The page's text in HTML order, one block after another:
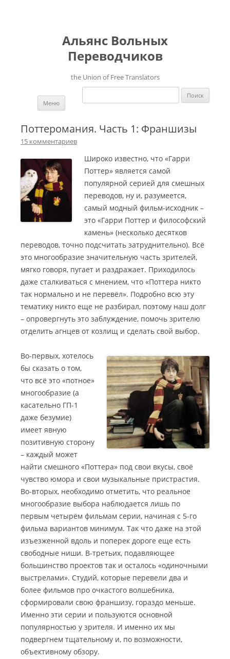
Альянс Вольных
Переводчиков
the Union of Free Translators
Найти:
Меню
Поттеромания. Часть 1: Франшизы
15 комментариев
Широко известно, что «Гарри
Поттер» является самой
популярной серией для смешных
переводов, ну и, разумеется,
самый модный фильм-исходник –
это «Гарри Поттер и философский
камень» (несколько десятков
переводов, точно подсчитать затруднительно). Всё
это многообразие значительную часть зрителей,
мягко говоря, пугает и раздражает. Приходилось
даже сталкиваться с мнением, что «Поттера никто
так нормально и не перевёл». Подробно всю эту
тематику никто еще не разбирал, поэтому наш долг
– опровергнуть это заблуждение, помочь зрителю
отделить агнцев от козлищ и сделать свой выбор.
Во-первых, хотелось
бы сказать о том,
что всё это «потное»
многообразие (а
касательно ГП-1
даже безумие)
имеет явную
позитивную сторону
– каждый может
найти смешного «Поттера» под свои вкусы, своё
чувство юмора и свои музыкальные пристрастия.
Во-вторых, необходимо отметить, что реальное
многообразие выбора наблюдается лишь по
первым четырём фильмам серии, начиная с 5-го
фильма вариантов минимум. Так что даже на этой
изъезженной вдоль и поперек дороге еще есть
свободные ниши. В-третьих, подавляющее
большинство проектов так и осталось «одиночными
выстрелами». Студий, которые перевели два и
более фильмов про очкастого волшебника,
сформировали свою франшизу, гораздо меньше.
Именно эти серии и пользуются основной
популярностью у зрителя. И именно их мы
подвергнем тщательному и, по возможности,
объективному обзору.